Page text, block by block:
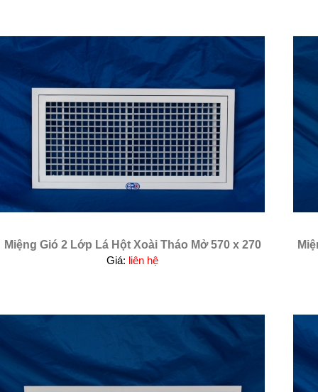
Miệng Gió 2 Lớp Lá Hột Xoài Tháo Mở 570 x 270
Giá: liên hệ